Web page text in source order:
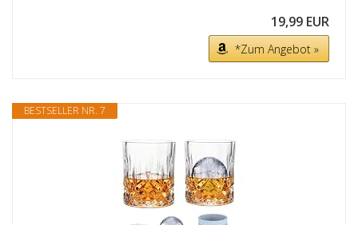
19,99 EUR
*Zum Angebot »
BESTSELLER NR. 7